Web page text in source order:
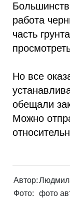
работа
часть
Но все
обещали
Можно
Автор:
Фото:
фото